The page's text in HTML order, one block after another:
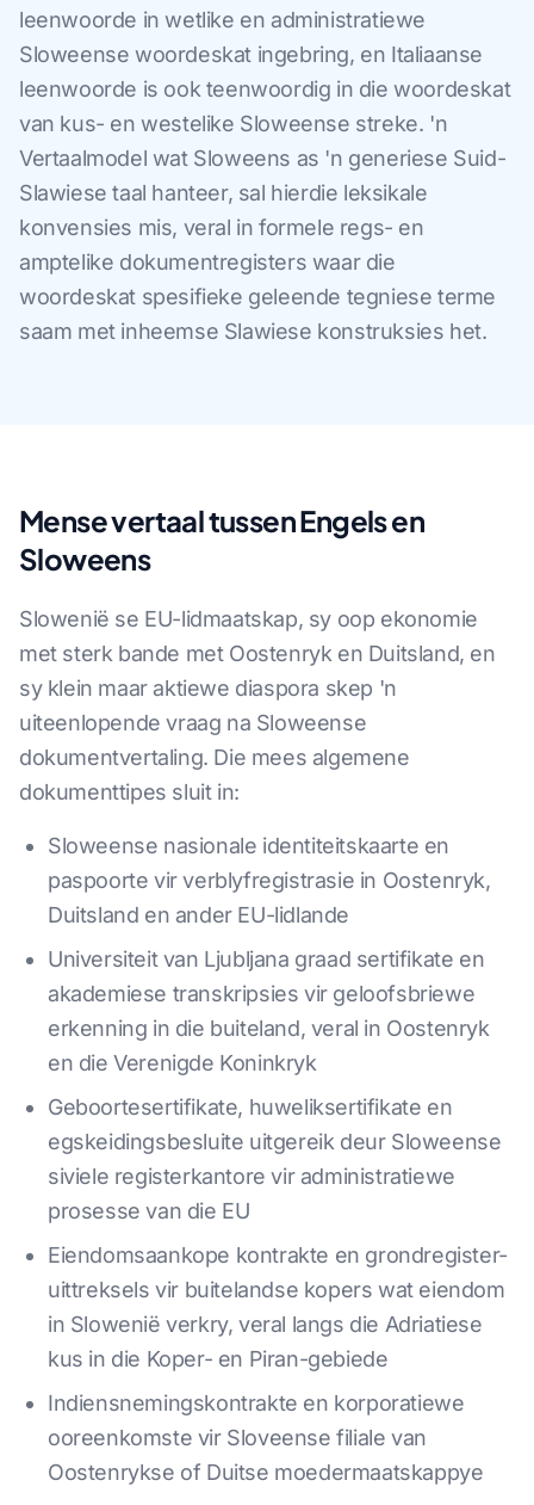
leenwoorde in wetlike en administratiewe
Sloweense woordeskat ingebring, en Italiaanse
leenwoorde is ook teenwoordig in die woordeskat
van kus- en westelike Sloweense streke. 'n
Vertaalmodel wat Sloweens as 'n generiese Suid-
Slawiese taal hanteer, sal hierdie leksikale
konvensies mis, veral in formele regs- en
amptelike dokumentregisters waar die
woordeskat spesifieke geleende tegniese terme
saam met inheemse Slawiese konstruksies het.
Mense vertaal tussen Engels en
Sloweens
Slowenië se EU-lidmaatskap, sy oop ekonomie
met sterk bande met Oostenryk en Duitsland, en
sy klein maar aktiewe diaspora skep 'n
uiteenlopende vraag na Sloweense
dokumentvertaling. Die mees algemene
dokumenttipes sluit in:
Sloweense nasionale identiteitskaarte en
paspoorte vir verblyfregistrasie in Oostenryk,
Duitsland en ander EU-lidlande
Universiteit van Ljubljana graad sertifikate en
akademiese transkripsies vir geloofsbriewe
erkenning in die buiteland, veral in Oostenryk
en die Verenigde Koninkryk
Geboortesertifikate, huweliksertifikate en
egskeidingsbesluite uitgereik deur Sloweense
siviele registerkantore vir administratiewe
prosesse van die EU
Eiendomsaankope kontrakte en grondregister-
uittreksels vir buitelandse kopers wat eiendom
in Slowenië verkry, veral langs die Adriatiese
kus in die Koper- en Piran-gebiede
Indiensnemingskontrakte en korporatiewe
ooreenkomste vir Sloveense filiale van
Oostenrykse of Duitse moedermaatskappye